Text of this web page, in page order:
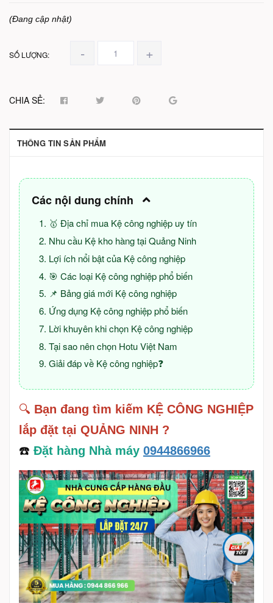
(Đang cập nhật)
SỐ LƯỢNG: - +
CHIA SẺ:
THÔNG TIN SẢN PHẨM
Các nội dung chính
🥇 Địa chỉ mua Kệ công nghiệp uy tín
Nhu cầu Kệ kho hàng tại Quảng Ninh
Lợi ích nổi bật của Kệ công nghiệp
🎯 Các loại Kệ công nghiệp phổ biến
📌 Bảng giá mới Kệ công nghiệp
Ứng dụng Kệ công nghiệp phổ biến
Lời khuyên khi chọn Kệ công nghiệp
Tại sao nên chọn Hotu Việt Nam
Giải đáp về Kệ công nghiệp❓
🔍 Bạn đang tìm kiếm KỆ CÔNG NGHIỆP
lắp đặt tại QUẢNG NINH ?
☎️ Đặt hàng Nhà máy 0944866966